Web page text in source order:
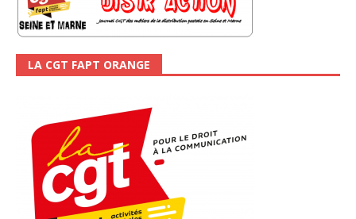
LA CGT FAPT ORANGE